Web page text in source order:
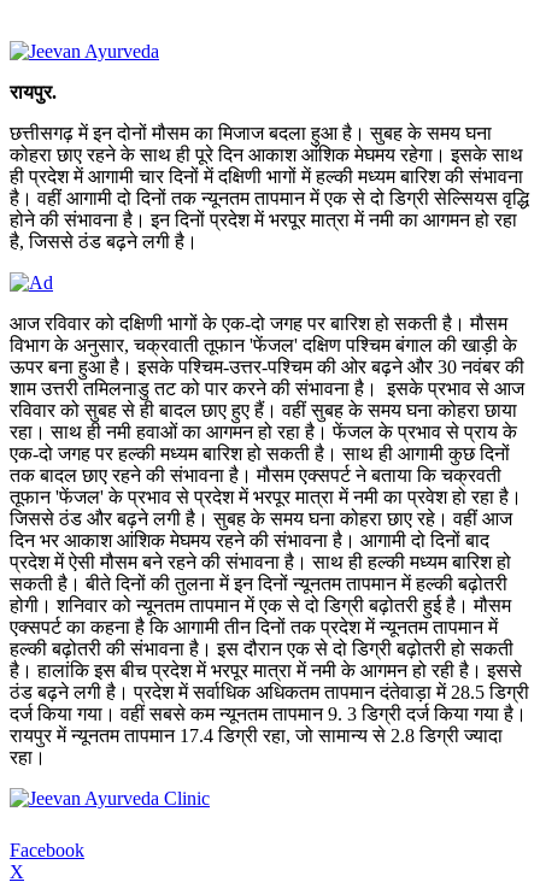
रायपुर.
छत्तीसगढ़ में इन दोनों मौसम का मिजाज बदला हुआ है। सुबह के समय घना
कोहरा छाए रहने के साथ ही पूरे दिन आकाश आंशिक मेघमय रहेगा। इसके साथ
ही प्रदेश में आगामी चार दिनों में दक्षिणी भागों में हल्की मध्यम बारिश की संभावना
है। वहीं आगामी दो दिनों तक न्यूनतम तापमान में एक से दो डिग्री सेल्सियस वृद्धि
होने की संभावना है। इन दिनों प्रदेश में भरपूर मात्रा में नमी का आगमन हो रहा
है, जिससे ठंड बढ़ने लगी है।
आज रविवार को दक्षिणी भागों के एक-दो जगह पर बारिश हो सकती है। मौसम
विभाग के अनुसार, चक्रवाती तूफान 'फेंजल' दक्षिण पश्चिम बंगाल की खाड़ी के
ऊपर बना हुआ है। इसके पश्चिम-उत्तर-पश्चिम की ओर बढ़ने और 30 नवंबर की
शाम उत्तरी तमिलनाडु तट को पार करने की संभावना है। इसके प्रभाव से आज
रविवार को सुबह से ही बादल छाए हुए हैं। वहीं सुबह के समय घना कोहरा छाया
रहा। साथ ही नमी हवाओं का आगमन हो रहा है। फेंजल के प्रभाव से प्राय के
एक-दो जगह पर हल्की मध्यम बारिश हो सकती है। साथ ही आगामी कुछ दिनों
तक बादल छाए रहने की संभावना है। मौसम एक्सपर्ट ने बताया कि चक्रवती
तूफान 'फेंजल' के प्रभाव से प्रदेश में भरपूर मात्रा में नमी का प्रवेश हो रहा है।
जिससे ठंड और बढ़ने लगी है। सुबह के समय घना कोहरा छाए रहे। वहीं आज
दिन भर आकाश आंशिक मेघमय रहने की संभावना है। आगामी दो दिनों बाद
प्रदेश में ऐसी मौसम बने रहने की संभावना है। साथ ही हल्की मध्यम बारिश हो
सकती है। बीते दिनों की तुलना में इन दिनों न्यूनतम तापमान में हल्की बढ़ोतरी
होगी। शनिवार को न्यूनतम तापमान में एक से दो डिग्री बढ़ोतरी हुई है। मौसम
एक्सपर्ट का कहना है कि आगामी तीन दिनों तक प्रदेश में न्यूनतम तापमान में
हल्की बढ़ोतरी की संभावना है। इस दौरान एक से दो डिग्री बढ़ोतरी हो सकती
है। हालांकि इस बीच प्रदेश में भरपूर मात्रा में नमी के आगमन हो रही है। इससे
ठंड बढ़ने लगी है। प्रदेश में सर्वाधिक अधिकतम तापमान दंतेवाड़ा में 28.5 डिग्री
दर्ज किया गया। वहीं सबसे कम न्यूनतम तापमान 9. 3 डिग्री दर्ज किया गया है।
रायपुर में न्यूनतम तापमान 17.4 डिग्री रहा, जो सामान्य से 2.8 डिग्री ज्यादा
रहा।
Facebook
X